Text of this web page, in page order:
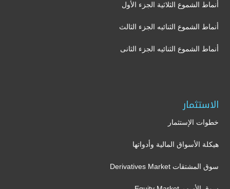
أنماط الشموع الثلاثية الجزء الأول
أنماط الشموع الثنائيه الجزء الثالث
أنماط الشموع الثنائيه الجزء الثانى
الاستثمار
خطوات الإستثمار
هيكلة الأسواق المالية وأدواتها
سوق المشتقات Derivatives Market